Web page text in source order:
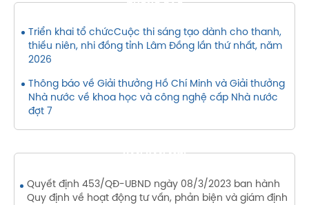
THÔNG BÁO
Triển khai tổ chứcCuộc thi sáng tạo dành cho thanh,
thiếu niên, nhi đồng tỉnh Lâm Đồng lần thứ nhất, năm
2026
Thông báo về Giải thưởng Hồ Chí Minh và Giải thưởng
Nhà nước về khoa học và công nghệ cấp Nhà nước
đợt 7
VĂN BẢN MỚI
Quyết định 453/QĐ-UBND ngày 08/3/2023 ban hành
Quy định về hoạt động tư vấn, phản biện và giám định